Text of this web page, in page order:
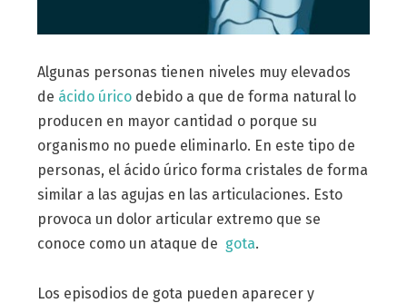
Algunas personas tienen niveles muy elevados
de ácido úricodebido a que de forma natural lo
producen en mayor cantidad o porque su
organismo no puede eliminarlo. En este tipo de
personas, el ácido úrico forma cristales de forma
similar a las agujas en las articulaciones. Esto
provoca un dolor articular extremo que se
conoce como un ataque de gota.
Los episodios de gota pueden aparecer y